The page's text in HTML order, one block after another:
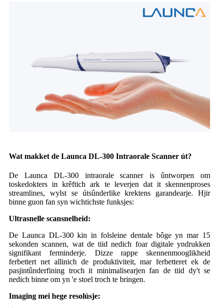
Wat makket de Launca DL-300 Intraorale Scanner út?
De Launca DL-300 intraorale scanner is ûntworpen om
toskedokters in krêftich ark te leverjen dat it skennenproses
streamlines, wylst se útsûnderlike krektens garandearje. Hjir
binne guon fan syn wichtichste funksjes:
Ultrasnelle scansnelheid:
De Launca DL-300 kin in folsleine dentale bôge yn mar 15
sekonden scannen, wat de tiid nedich foar digitale yndrukken
signifikant ferminderje. Dizze rappe skennenmooglikheid
ferbettert net allinich de produktiviteit, mar ferbetteret ek de
pasjintûnderfining troch it minimalisearjen fan de tiid dy't se
nedich binne om yn 'e stoel troch te bringen.
Imaging mei hege resolúsje: